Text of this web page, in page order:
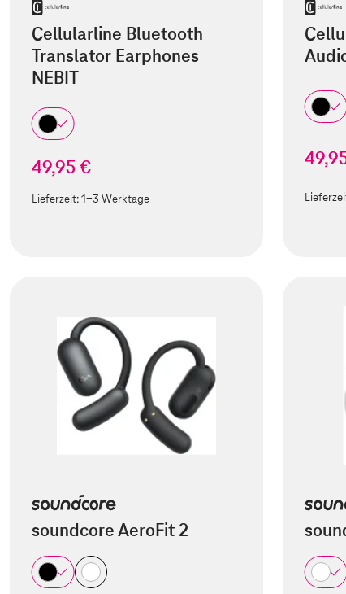
Cellularline Bluetooth
Translator Earphones
NEBIT
49,95 €
Lieferzeit:1-3 Werktage
soundcore AeroFit 2